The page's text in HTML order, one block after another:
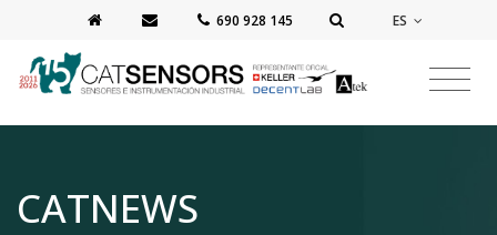
‭690 928 145‬ ES
CATNEWS